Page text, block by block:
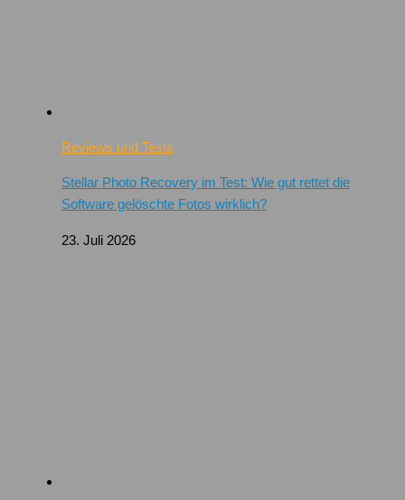
Reviews und Tests
Stellar Photo Recovery im Test: Wie gut rettet die
Software gelöschte Fotos wirklich?
23. Juli 2026